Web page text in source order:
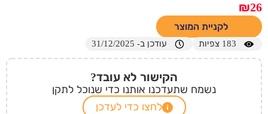
₪26
לקניית המוצר
183 צפיות עודכן ב- 31/12/2025
הקישור לא עובד?
נשמח שתעדכנו אותנו כדי שנוכל לתקן
לחצו כדי לעדכן